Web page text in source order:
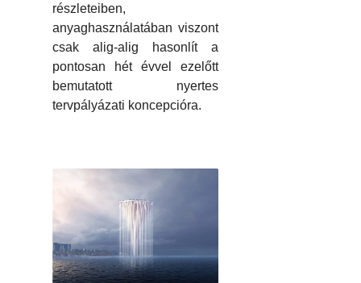
részleteiben,
anyaghasználatában viszont
csak alig-alig hasonlít a
pontosan hét évvel ezelőtt
bemutatott nyertes
tervpályázati koncepcióra.